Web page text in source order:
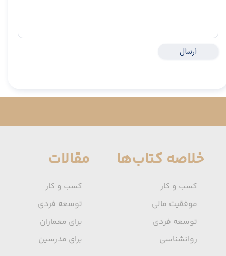
ارسال
خلاصه کتاب‌ها
کسب و کار
موفقیت مالی
توسعه فردی
روانشناسی
مقالات
کسب و کار
توسعه فردی
برای معماران
برای مدرسین